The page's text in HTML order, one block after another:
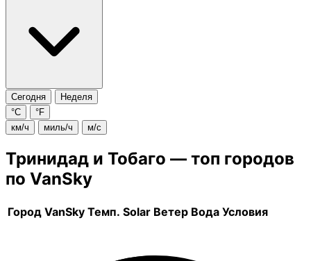
Сегодня
Неделя
°C
°F
км/ч
миль/ч м/с
Тринидад и Тобаго — топ городов
по VanSky
Город VanSky Темп. Solar Ветер Вода Условия